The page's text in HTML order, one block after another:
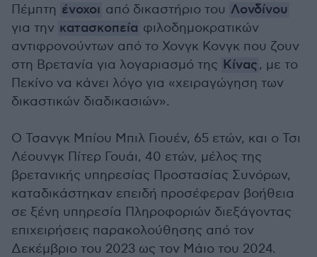
Πέμπτη ένοχοι από δικαστήριο του Λονδίνου
για την κατασκοπεία φιλοδημοκρατικών
αντιφρονούντων από το Χονγκ Κονγκ που ζουν
στη Βρετανία για λογαριασμό της Κίνας, με το
Πεκίνο να κάνει λόγο για «χειραγώγηση των
δικαστικών διαδικασιών».
Ο Τσανγκ Μπίου Μπιλ Γιουέν, 65 ετών, και ο Τσι
Λέουνγκ Πίτερ Γουάι, 40 ετών, μέλος της
βρετανικής υπηρεσίας Προστασίας Συνόρων,
καταδικάστηκαν επειδή προσέφεραν βοήθεια
σε ξένη υπηρεσία Πληροφοριών διεξάγοντας
επιχειρήσεις παρακολούθησης από τον
Δεκέμβριο του 2023 ως τον Μάιο του 2024.